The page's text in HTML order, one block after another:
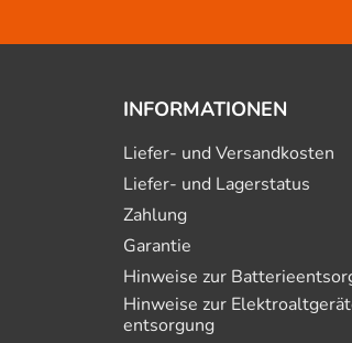
INFORMATIONEN
Liefer- und Versandkosten
Liefer- und Lagerstatus
Zahlung
Garantie
Hinweise zur
Hinweise zur
entsorgung